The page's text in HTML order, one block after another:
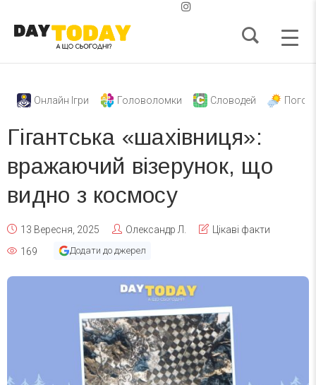
Онлайн Ігри Головоломки Словодей
Гігантська «шахівниця»:
вражаючий візерунок, що
видно з космосу
13 Вересня, 2025 Олександр Л.
Цікаві факти
169
Додати до джерел